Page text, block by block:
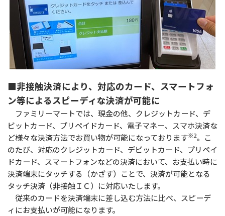
■非接触決済により、対応のカード、スマートフォ
ン等によるスピーディな決済が可能に
ファミリーマートでは、現金の他、クレジットカード、デ
ビットカード、プリペイドカード、電子マネー、スマホ決済な
ど様々な決済方法でお買い物が可能になっております※2。こ
のたび、対応のクレジットカード、デビットカード、プリペイ
ドカード、スマートフォンなどの決済において、お支払い時に
決済端末にタッチする（かざす）ことで、決済が可能となる
タッチ決済（非接触ＩＣ）に対応いたします。
従来のカードを決済端末に差し込む方法に比べ、スピーデ
ィにお支払いが可能になります。